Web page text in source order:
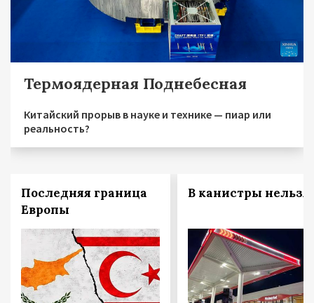
Термоядерная Поднебесная
Китайский прорыв в науке и технике — пиар или
реальность?
Последняя граница
Европы
В канистры нельзя!